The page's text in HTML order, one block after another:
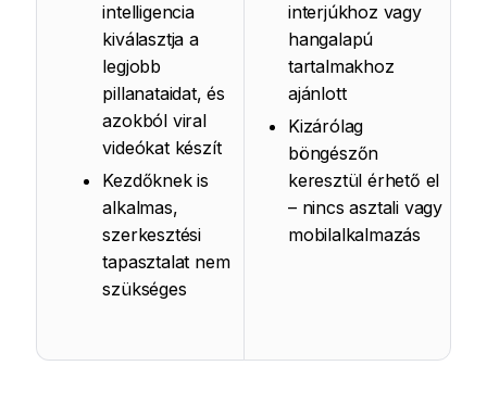
intelligencia
kiválasztja a
legjobb
pillanataidat, és
azokból viral
videókat készít
Kezdőknek is
alkalmas,
szerkesztési
tapasztalat nem
szükséges
interjúkhoz vagy
hangalapú
tartalmakhoz
ajánlott
Kizárólag
böngészőn
keresztül érhető el
– nincs asztali vagy
mobilalkalmazás